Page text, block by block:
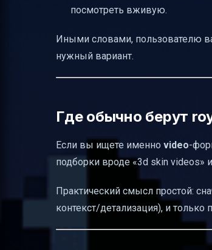
посмотреть вживую.
Иными словами, пользователю
нужный вариант.
Где обычно берут
Если вы ищете именно video-
подборки вроде «3d skin videos»
Практический смысл простой:
контекст/детализация), и